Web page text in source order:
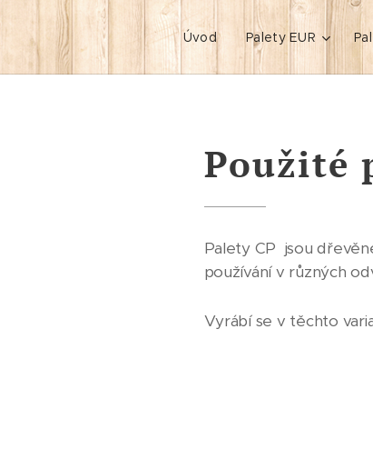
Úvod Palety EUR
Použité
Palety CP jsou
používání v různých
Vyrábí se v těchto